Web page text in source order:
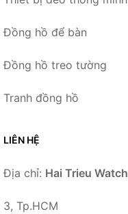
Đồng hồ để bàn
Đồng hồ treo tường
Tranh đồng hồ
LIÊN HỆ
Địa chỉ: Hai Trieu Watch
3, Tp.HCM